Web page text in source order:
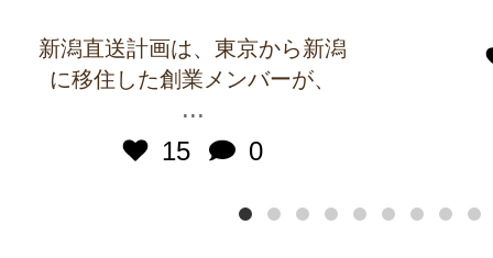
新潟直送計画は、東京から新潟
に移住した創業メンバーが、
...
15
0